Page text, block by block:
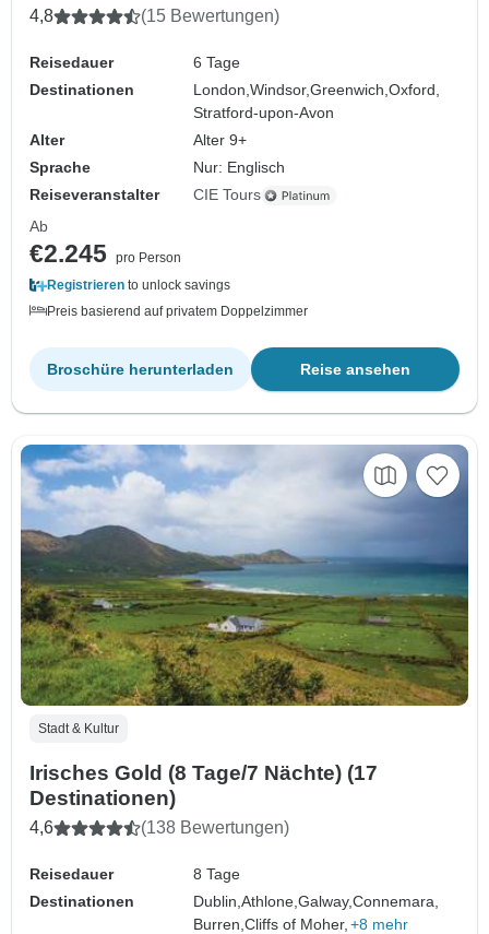
4,8 (15 Bewertungen)
Reisedauer
6 Tage
Destinationen
London,Windsor,Greenwich,Oxford,
Stratford-upon-Avon
Alter
Alter 9+
Sprache
Nur: Englisch
Reiseveranstalter
CIE Tours
Ab
€2.245 pro Person
Registrieren to unlock savings
Preis basierend auf privatem Doppelzimmer
Reise ansehen
Broschüre herunterladen
Stadt & Kultur
Irisches Gold (8 Tage/7 Nächte) (17
Destinationen)
4,6 (138 Bewertungen)
Reisedauer
8 Tage
Destinationen
Dublin,Athlone,Galway,Connemara,
Burren,Cliffs of Moher, +8 mehr